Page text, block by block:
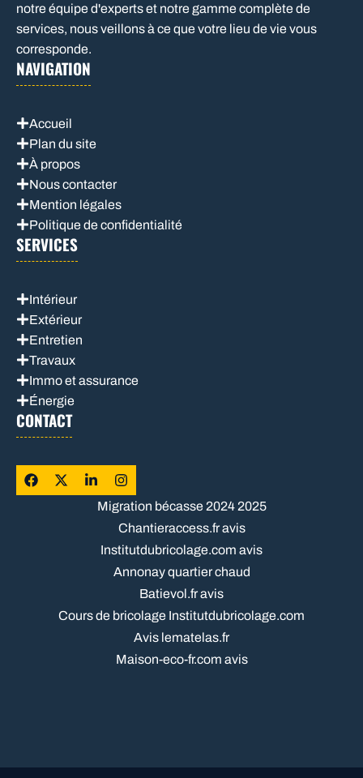
notre équipe d'experts et notre gamme complète de
services, nous veillons à ce que votre lieu de vie vous
corresponde.
NAVIGATION
Accueil
Plan du site
À propos
Nous contacter
Mention légales
Politique de confidentialité
SERVICES
Intérieur
Extérieur
Entretien
Travaux
Immo et assurance
Énergie
CONTACT
Migration bécasse 2024 2025
Chantieraccess.fr avis
Institutdubricolage.com avis
Annonay quartier chaud
Batievol.fr avis
Cours de bricolage Institutdubricolage.com
Avis lematelas.fr
Maison-eco-fr.com avis